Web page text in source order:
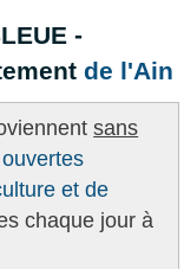
-
de l'Ain
sans
et de
chaque jour à